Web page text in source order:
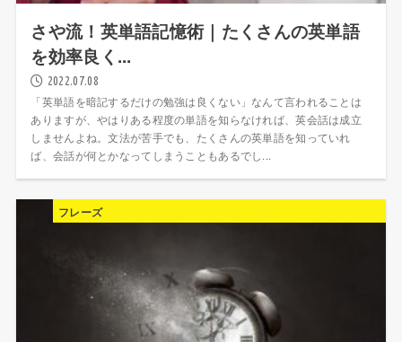
さや流！英単語記憶術｜たくさんの英単語
を効率良く...
2022.07.08
「英単語を暗記するだけの勉強は良くない」なんて言われることは
ありますが、やはりある程度の単語を知らなければ、英会話は成立
しませんよね。文法が苦手でも、たくさんの英単語を知っていれ
ば、会話が何とかなってしまうこともあるでし...
フレーズ